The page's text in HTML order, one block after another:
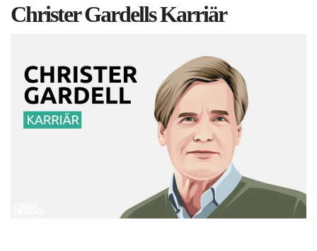
Christer Gardells Karriär